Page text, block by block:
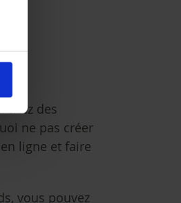
des
ne pas créer
ligne et faire
vous pouvez